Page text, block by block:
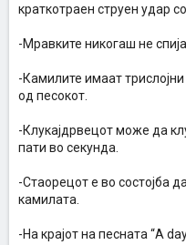
краткотраен струен удар
-Мравките никогаш не
-Камилите имаат
од песокот.
-Клукајдрвецот може да
пати во секунда.
-Стаорецот е во состојба
камилата.
-На крајот на песната “A